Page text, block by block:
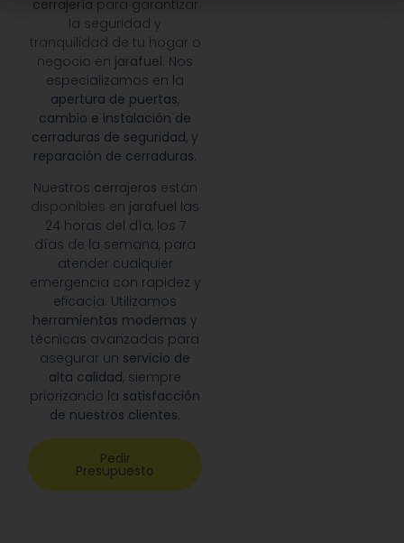
la seguridad y
tranquilidad de tu hogar o
negocio enjarafuel.Nos
especializamos en la
apertura de puertas,
cambio e instalación de
cerraduras de seguridad, y
reparación de cerraduras.
disponibles enjarafuellas
24 horas del día, los 7
días de la semana, para
atender cualquier
emergencia con rapidez y
eficacia. Utilizamos
herramientas modernas
técnicas avanzadas para
asegurar unservicio de
alta calidad , siempre
priorizando lasatisfacción
de nuestros clientes.
Pedir
Presupuesto